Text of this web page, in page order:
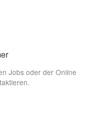
Jobs oder der Online